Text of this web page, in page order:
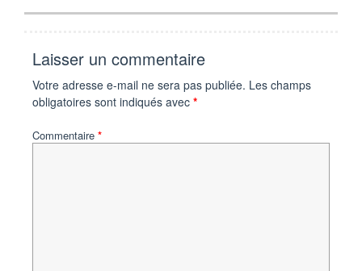
Laisser un commentaire
Votre adresse e-mail ne sera pas publiée. Les champs
obligatoires sont indiqués avec *
Commentaire *